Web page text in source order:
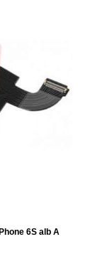
6S alb A